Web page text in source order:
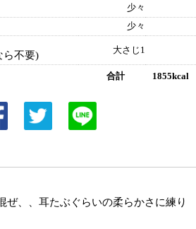
少々
少々
ら不要)
大さじ1
合計 1855kcal
ぜ、、耳たぶぐらいの柔らかさに練り